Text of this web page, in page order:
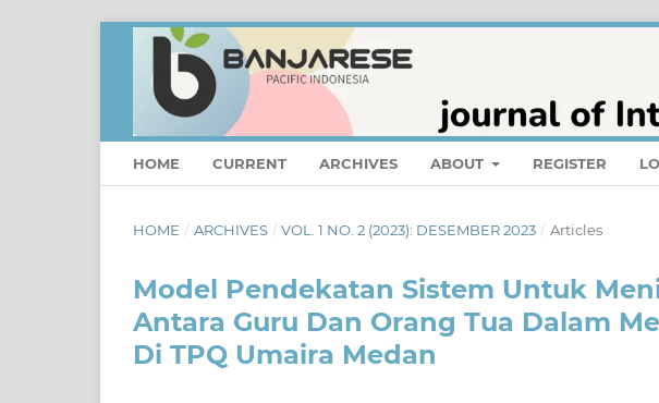
HOME CURRENT ARCHIVES ABOUT REGISTER
HOME / ARCHIVES / VOL. 1 NO. 2 (2023): DESEMBER 2023 / Articles
Model Pendekatan Sistem Untuk
Antara Guru Dan Orang Tua Dalam
Di TPQ Umaira Medan